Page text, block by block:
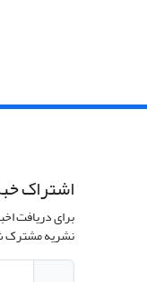
اشتراک
برای دریافت
نشریه مشترک